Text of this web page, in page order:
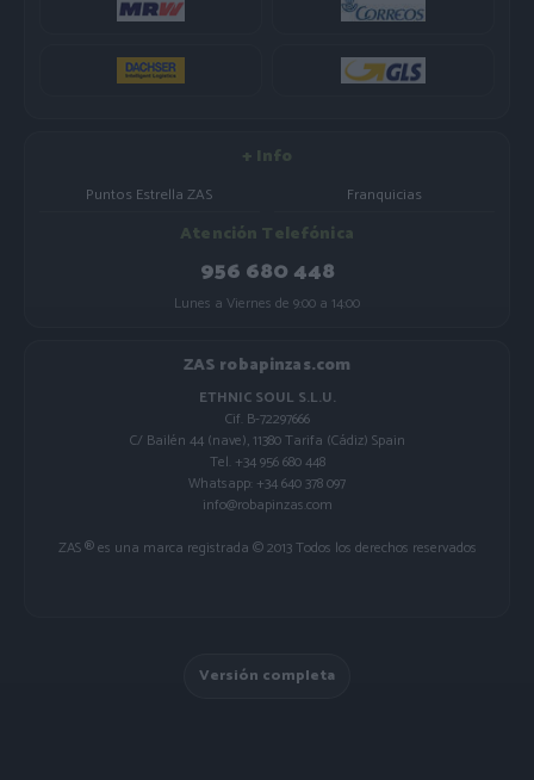
+ Info
Puntos Estrella ZAS Franquicias
Atención Telefónica
956 680 448
Lunes a Viernes de 9:00 a 14:00
ZAS robapinzas.com
ETHNIC SOUL S.L.U.
Cif. B-72297666
C/ Bailén 44 (nave), 11380 Tarifa (Cádiz) Spain
Tel. +34 956 680 448
Whatsapp: +34 640 378 097
info@robapinzas.com
ZAS ® es una marca registrada © 2013 Todos los derechos reservados
Versión completa